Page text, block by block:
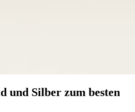
und Silber zum besten